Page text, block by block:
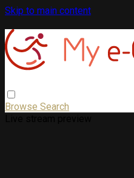
Skip to main content
Browse Search